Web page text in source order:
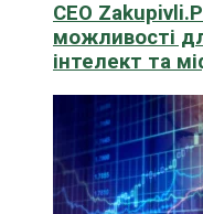
CEO
можливості
інтелект та